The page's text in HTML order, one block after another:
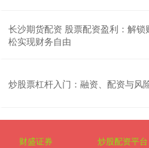
长沙期货配资 股票配资盈利：解锁
松实现财务自由
炒股票杠杆入门：融资、配资与风
财盛证券 炒股配资平台